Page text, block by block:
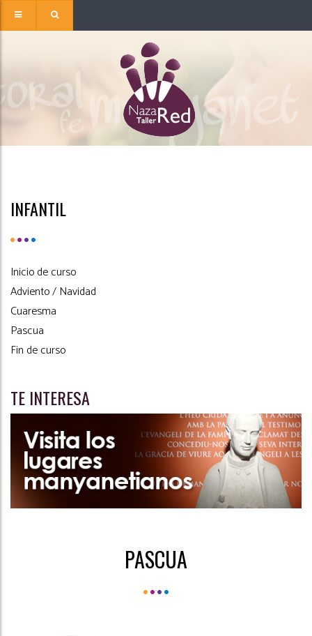
INFANTIL
Inicio de curso
Adviento / Navidad
Cuaresma
Pascua
Fin de curso
TE INTERESA
PASCUA